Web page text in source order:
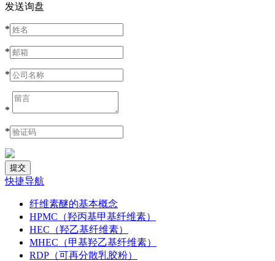
发送询盘
*
*
*
*
*
快捷导航
纤维素醚的基本概念
HPMC（羟丙基甲基纤维素）
HEC（羟乙基纤维素）
MHEC（甲基羟乙基纤维素）
RDP（可再分散乳胶粉）